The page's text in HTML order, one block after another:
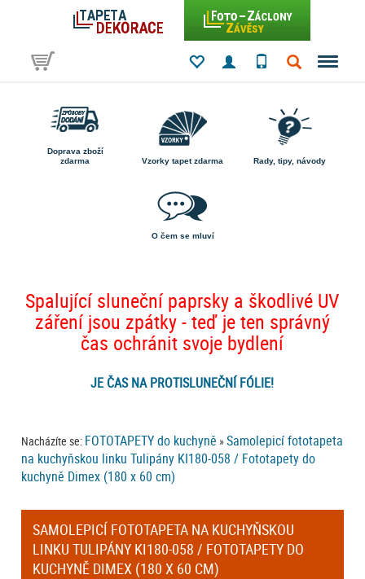
Doprava zboží
zdarma
Vzorky tapet zdarma Rady, tipy, návody
O čem se mluví
Spalující sluneční paprsky a škodlivé UV
záření jsou zpátky - teď je ten správný
čas ochránit svoje bydlení
JE ČAS NA PROTISLUNEČNÍ FÓLIE!
Nacházíte se: FOTOTAPETY do kuchyně »Samolepicí fototapeta
na kuchyňskou linku Tulipány KI180-058 / Fototapety do
kuchyně Dimex (180 x 60 cm)
SAMOLEPICÍ FOTOTAPETA NA KUCHYŇSKOU
LINKU TULIPÁNY KI180-058 / FOTOTAPETY DO
KUCHYNĚ DIMEX (180 X 60 CM)